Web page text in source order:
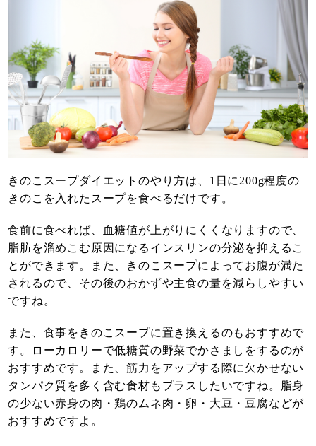
きのこスープダイエットのやり方は、1日に200g程度の
きのこを入れたスープを食べるだけです。
食前に食べれば、血糖値が上がりにくくなりますので、
脂肪を溜めこむ原因になるインスリンの分泌を抑えるこ
とができます。また、きのこスープによってお腹が満た
されるので、その後のおかずや主食の量を減らしやすい
ですね。
また、食事をきのこスープに置き換えるのもおすすめで
す。ローカロリーで低糖質の野菜でかさましをするのが
おすすめです。また、筋力をアップする際に欠かせない
タンパク質を多く含む食材もプラスしたいですね。脂身
の少ない赤身の肉・鶏のムネ肉・卵・大豆・豆腐などが
おすすめですよ。